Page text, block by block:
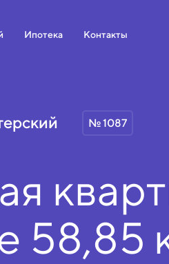
Ипотека Контакты
№ 1087
58,85